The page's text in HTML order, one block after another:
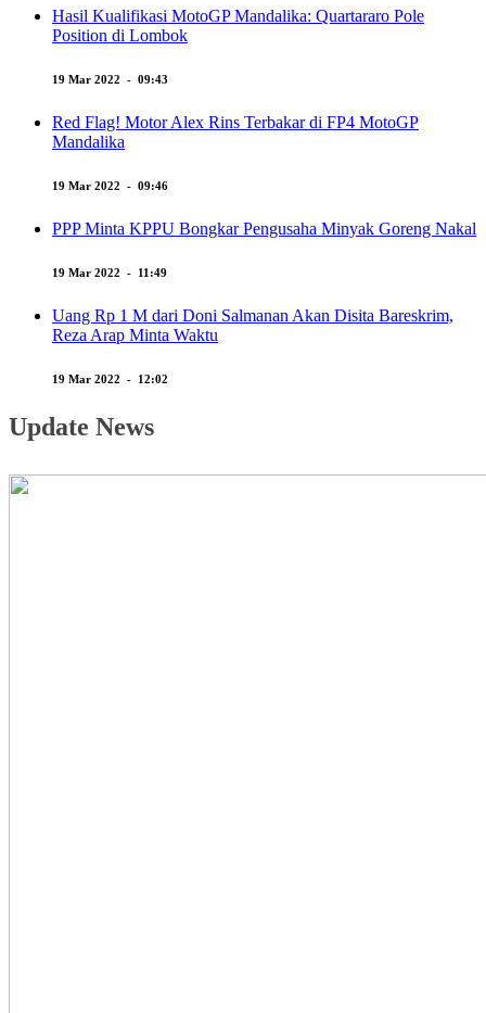
Hasil Kualifikasi MotoGP Mandalika: Quartararo Pole
Position di Lombok
19 Mar 2022 - 09:43
Red Flag! Motor Alex Rins Terbakar di FP4 MotoGP
Mandalika
19 Mar 2022 - 09:46
PPP Minta KPPU Bongkar Pengusaha Minyak Goreng Nakal
19 Mar 2022 - 11:49
Uang Rp 1 M dari Doni Salmanan Akan Disita Bareskrim,
Reza Arap Minta Waktu
19 Mar 2022 - 12:02
Update News